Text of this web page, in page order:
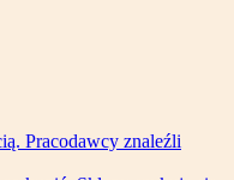
Pracodawcy znaleźli